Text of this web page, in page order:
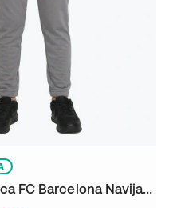
Duge hlače Djeca FC Barcelona Navijačka Odjeća 2025-2026